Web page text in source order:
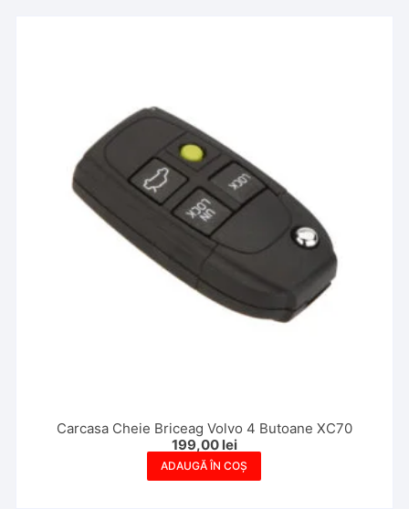
Carcasa Cheie Briceag Volvo 4 Butoane XC70
199,00 lei
ADAUGĂ ÎN COȘ